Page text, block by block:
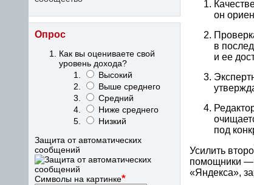
он
в
и ее
под
Усилить
помощники —
«Яндекса»,
Опрос
Как вы оцениваете свой
уровень дохода?
Высокий
Выше среднего
Средний
Ниже среднего
Низкий
Защита от автоматических
сообщений
Символы на картинке*